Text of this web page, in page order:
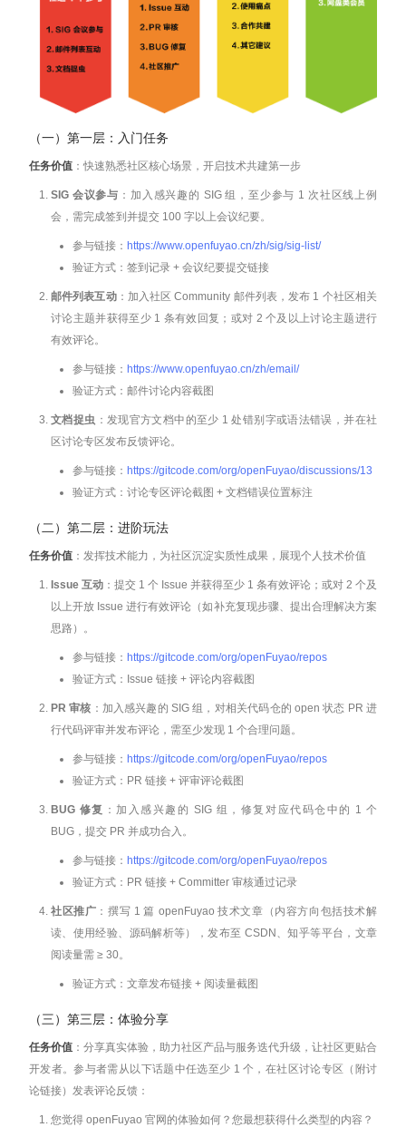
（一）第一层：入门任务
任务价值 ：快速熟悉社区核心场景，开启技术共建第一步
SIG 会议参与 ：加入感兴趣的 SIG 组，至少参与 1 次社区线上例
会，需完成签到并提交 100 字以上会议纪要。
参与链接： https://www.openfuyao.cn/zh/sig/sig-list/
验证方式：签到记录 + 会议纪要提交链接
邮件列表互动：加入社区 Community 邮件列表，发布 1 个社区相关
讨论主题并获得至少 1 条有效回复；或对 2 个及以上讨论主题进行
有效评论。
参与链接： https://www.openfuyao.cn/zh/email/
验证方式：邮件讨论内容截图
文档捉虫 ：发现官方文档中的至少 1 处错别字或语法错误，并在社
区讨论专区发布反馈评论。
参与链接： https://gitcode.com/org/openFuyao/discussions/13
验证方式：讨论专区评论截图 + 文档错误位置标注
（二）第二层：进阶玩法
任务价值 ：发挥技术能力，为社区沉淀实质性成果，展现个人技术价值
Issue 互动 ：提交 1 个 Issue 并获得至少 1 条有效评论；或对 2 个及
以上开放 Issue 进行有效评论（如补充复现步骤、提出合理解决方案
思路）。
参与链接： https://gitcode.com/org/openFuyao/repos
验证方式：Issue 链接 + 评论内容截图
PR 审核 ：加入感兴趣的 SIG 组，对相关代码仓的 open 状态 PR 进
行代码评审并发布评论，需至少发现 1 个合理问题。
参与链接： https://gitcode.com/org/openFuyao/repos
验证方式：PR 链接 + 评审评论截图
BUG 修复 ：加入感兴趣的 SIG 组，修复对应代码仓中的 1 个
BUG，提交 PR 并成功合入。
参与链接： https://gitcode.com/org/openFuyao/repos
验证方式：PR 链接 + Committer 审核通过记录
社区推广 ：撰写 1 篇 openFuyao 技术文章（内容方向包括技术解
读、使用经验、源码解析等），发布至 CSDN、知乎等平台，文章
阅读量需 ≥ 30。
验证方式：文章发布链接 + 阅读量截图
（三）第三层：体验分享
任务价值 ：分享真实体验，助力社区产品与服务迭代升级，让社区更贴合
开发者。参与者需从以下话题中任选至少 1 个，在社区讨论专区（附讨
论链接）发表评论反馈：
您觉得 openFuyao 官网的体验如何？您最想获得什么类型的内容？